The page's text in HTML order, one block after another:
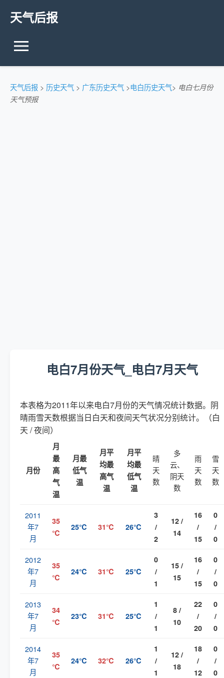
天气后报
天气后报 > 历史天气 > 广东历史天气 >电白历史天气> 电白七月份
天气预报
电白7月份天气_电白7月天气
本表格为2011年以来电白7月份的天气情况统计数据。阴
晴雨雪天数根据当日白天和夜间天气状况分别统计。（白
天 / 夜间）
月份
月
最
高
气
温
月最
低气
温
月平
均最
高气
温
月平
均最
低气
温
晴
天
数
多
云、
阴天
数
雨
天
数
雪
天
数
2011
年7
月
35
℃
25℃ 31℃ 26℃
3
/
2
12 /
14
16
/
15
0
/
0
2012
年7
月
35
℃
24℃ 31℃ 25℃
0
/
1
15 /
15
16
/
15
0
/
0
2013
年7
月
34
℃
23℃ 31℃ 25℃
1
/
1
8 /
10
22
/
20
0
/
0
2014
年7
月
35
℃
24℃ 32℃ 26℃
1
/
1
12 /
18
18
/
12
0
/
0